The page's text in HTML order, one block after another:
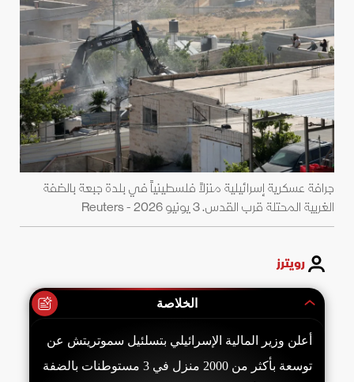
جرافة عسكرية إسرائيلية منزلاً فلسطينياً في بلدة جبعة بالضفة
الغربية المحتلة قرب القدس. 3 يونيو 2026 - Reuters
رويترز
الخلاصة
أعلن وزير المالية الإسرائيلي بتسلئيل سموتريتش عن
توسعة بأكثر من 2000 منزل في 3 مستوطنات بالضفة